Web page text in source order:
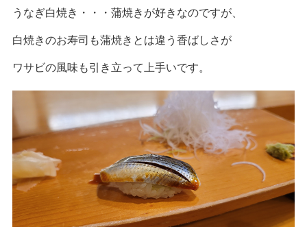
うなぎ白焼き・・・蒲焼きが好きなのですが、
白焼きのお寿司も蒲焼きとは違う香ばしさが
ワサビの風味も引き立って上手いです。